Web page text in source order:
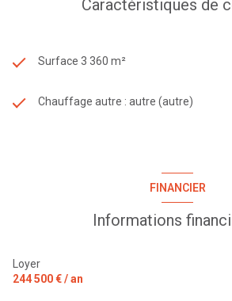
Caractéristiques de
Surface 3 360 m²
Chauffage autre : autre (autre)
FINANCIER
Informations
Loyer
244 500 € / an